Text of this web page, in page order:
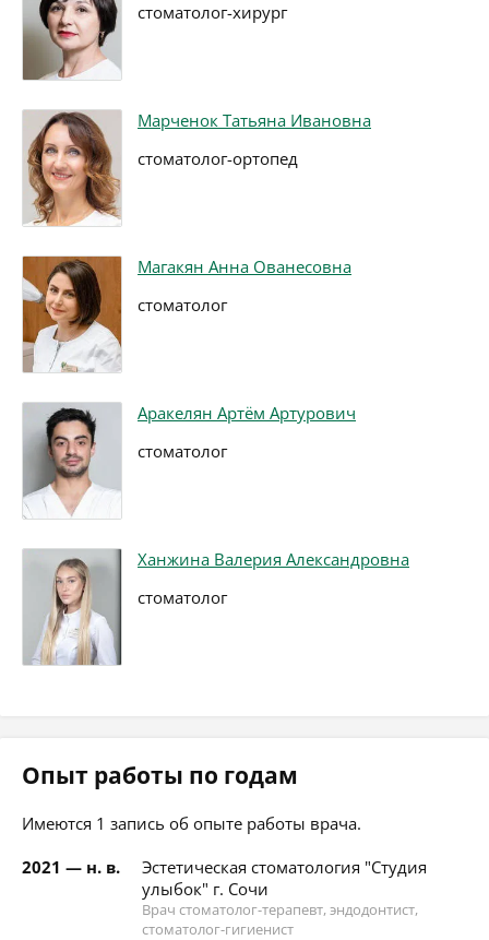
стоматолог-хирург
Марченок Татьяна Ивановна
стоматолог-ортопед
Магакян Анна Ованесовна
стоматолог
Аракелян Артём Артурович
стоматолог
Ханжина Валерия Александровна
стоматолог
Опыт работы по годам
Имеются 1 запись об опыте работы врача.
2021 — н. в.
Эстетическая стоматология "Студия
улыбок" г. Сочи
Врач стоматолог-терапевт, эндодонтист,
стоматолог-гигиенист